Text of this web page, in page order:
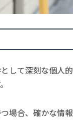
して深刻な個人的
場合、確かな情報